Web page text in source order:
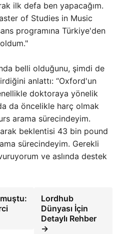
ilk defa ben yapacağım.
of Studies in Music
programına Türkiye'den
belli olduğunu, şimdi de
anlattı: “Oxford'un
doktoraya yönelik
da öncelikle harç olmak
arama sürecindeyim.
beklentisi 43 bin pound
sürecindeyim. Gerekli
ve aslında destek
Lordhub
Dünyası İçin
Detaylı Rehber
→